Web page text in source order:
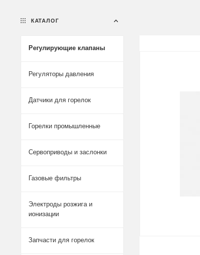
КАТАЛОГ
Регулирующие клапаны
Регуляторы давления
Датчики для горелок
Горелки промышленные
Сервоприводы и заслонки
Газовые фильтры
Электроды розжига и
ионизации
Запчасти для горелок